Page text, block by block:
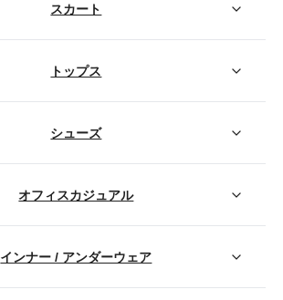
スカート
トップス
シューズ
オフィスカジュアル
インナー / アンダーウェア